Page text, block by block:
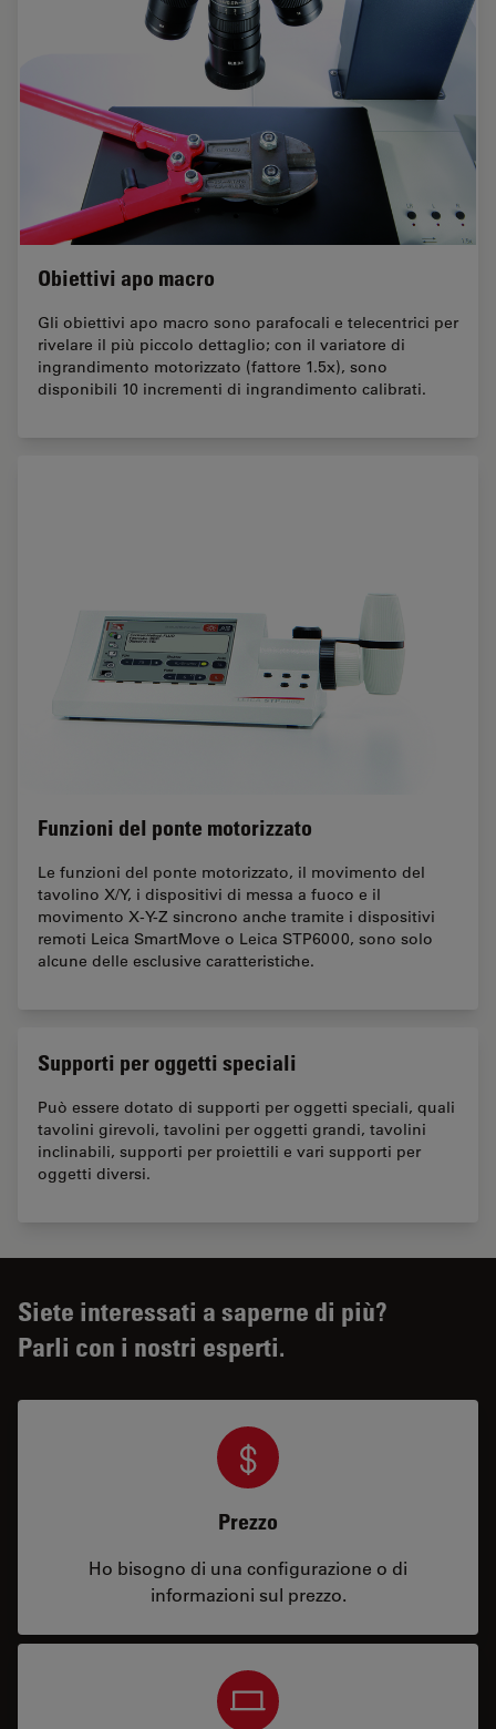
Obiettivi apo macro
Gli obiettivi apo macro sono parafocali e telecentrici per
rivelare il più piccolo dettaglio; con il variatore di
ingrandimento motorizzato (fattore 1.5x), sono
disponibili 10 incrementi di ingrandimento calibrati.
Funzioni del ponte motorizzato
Le funzioni del ponte motorizzato, il movimento del
tavolino X/Y, i dispositivi di messa a fuoco e il
movimento X-Y-Z sincrono anche tramite i dispositivi
remoti Leica SmartMove o Leica STP6000, sono solo
alcune delle esclusive caratteristiche.
Supporti per oggetti speciali
Può essere dotato di supporti per oggetti speciali, quali
tavolini girevoli, tavolini per oggetti grandi, tavolini
inclinabili, supporti per proiettili e vari supporti per
oggetti diversi.
Siete interessati a saperne di più?
Parli con i nostri esperti.
Prezzo
Ho bisogno di una configurazione o di
informazioni sul prezzo.